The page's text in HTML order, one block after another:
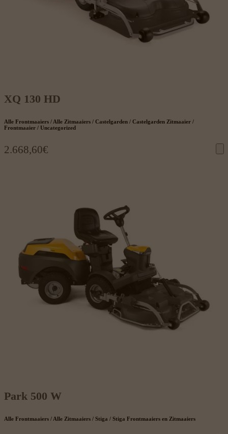
XQ 130 HD
Alle Frontmaaiers / Alle Zitmaaiers / Castelgarden / Castelgarden Zitmaaier /
Frontmaaier / Uncategorized
2.668,60€
Park 500 W
Alle Frontmaaiers / Alle Zitmaaiers / Stiga / Stiga Frontmaaiers en Zitmaaiers